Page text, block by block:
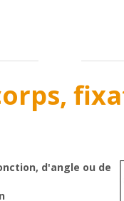
d'angle ou de